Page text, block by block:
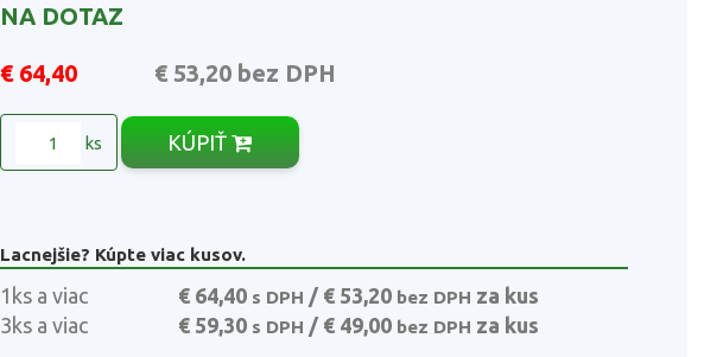
NA DOTAZ
€ 64,40 € 53,20 bez DPH
ks KÚPIŤ
Lacnejšie? Kúpte viac kusov.
1ks a viac € 64,40s DPH / € 53,20 bez DPH za kus
3ks a viac
€ 59,30s DPH / € 49,00 bez DPH za kus